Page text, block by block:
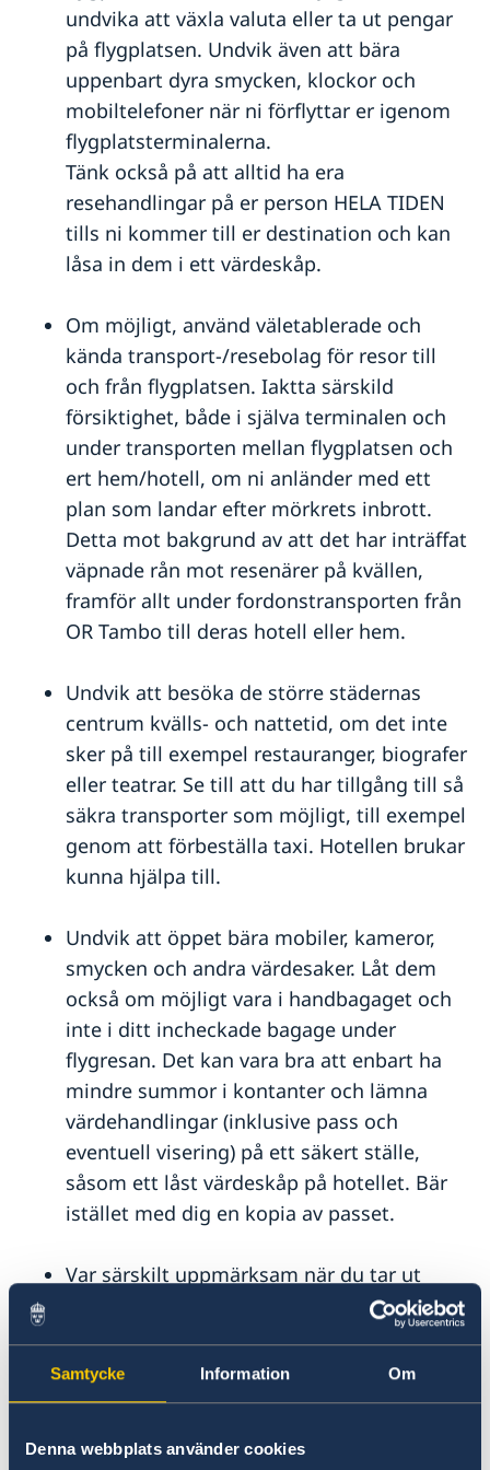
Samtycke Information Om
Denna webbplats använder cookies
Utvecklingssamarbete
Openaid
Programöversikt Sydafrika
Service för svenska företag
Business Sweden
Anmäla handelshinder
Handel med Sydafrika
undvika att växla valuta eller ta ut pengar
på flygplatsen. Undvik även att bära
uppenbart dyra smycken, klockor och
mobiltelefoner när ni förflyttar er igenom
flygplatsterminalerna.
Tänk också på att alltid ha era
resehandlingar på er person HELA TIDEN
tills ni kommer till er destination och kan
låsa in dem i ett värdeskåp.
Om möjligt, använd väletablerade och
kända transport-/resebolag för resor till
och från flygplatsen. Iaktta särskild
försiktighet, både i själva terminalen och
under transporten mellan flygplatsen och
ert hem/hotell, om ni anländer med ett
plan som landar efter mörkrets inbrott.
Detta mot bakgrund av att det har inträffat
väpnade rån mot resenärer på kvällen,
framför allt under fordonstransporten från
OR Tambo till deras hotell eller hem.
Undvik att besöka de större städernas
centrum kvälls- och nattetid, om det inte
sker på till exempel restauranger, biografer
eller teatrar. Se till att du har tillgång till så
säkra transporter som möjligt, till exempel
genom att förbeställa taxi. Hotellen brukar
kunna hjälpa till.
Undvik att öppet bära mobiler, kameror,
smycken och andra värdesaker. Låt dem
också om möjligt vara i handbagaget och
inte i ditt incheckade bagage under
flygresan. Det kan vara bra att enbart ha
mindre summor i kontanter och lämna
värdehandlingar (inklusive pass och
eventuell visering) på ett säkert ställe,
såsom ett låst värdeskåp på hotellet. Bär
istället med dig en kopia av passet.
Var särskilt uppmärksam när du tar ut
pengar i en bankomat. Ta helst ut pengar
dagtid, inne på ett bankkontor eller
tillsammans med en annan person i ditt
ressällskap. Förlorar du kortet, eller om
du omgående spärra det. Det kan vara